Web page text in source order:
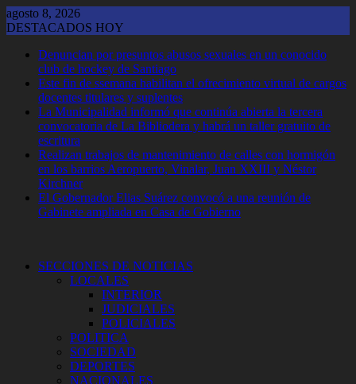
Saltar
al
agosto 8, 2026
DESTACADOS HOY
Denuncian por presuntos abusos sexuales en un conocido
club de hockey de Santiago
Este fin de ssemana habilitan el ofrecimiento virtual de cargos
docentes titulares y suplentes
La Municipalidad informó que continúa abierta la tercera
convocatoria de La Bibliodera y habrá un taller gratuito de
escritura
Realizan trabajos de mantenimiento de calles con hormigón
en los barrios Aeropuerto, Vinalar, Juan XXIII y Néstor
Kirchner
El Gobernador Elias Suárez convocó a una reunión de
Gabinete ampliada en Casa de Gobierno
SECCIONES DE NOTICIAS
LOCALES
INTERIOR
JUDICIALES
POLICIALES
POLITICA
SOCIEDAD
DEPORTES
NACIONALES